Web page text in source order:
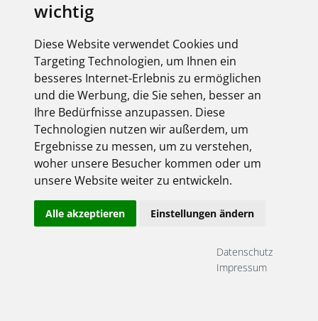
wichtig
Diese Website verwendet Cookies und
Targeting Technologien, um Ihnen ein
besseres Internet-Erlebnis zu ermöglichen
und die Werbung, die Sie sehen, besser an
Ihre Bedürfnisse anzupassen. Diese
Technologien nutzen wir außerdem, um
Ergebnisse zu messen, um zu verstehen,
woher unsere Besucher kommen oder um
unsere Website weiter zu entwickeln.
Alle akzeptieren Einstellungen ändern
Datenschutz
Impressum